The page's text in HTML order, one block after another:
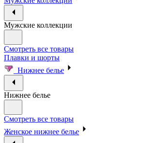
Мужские коллекции
Смотреть все товары
Плавки и шорты
Нижнее белье
Нижнее белье
Смотреть все товары
Женское нижнее белье